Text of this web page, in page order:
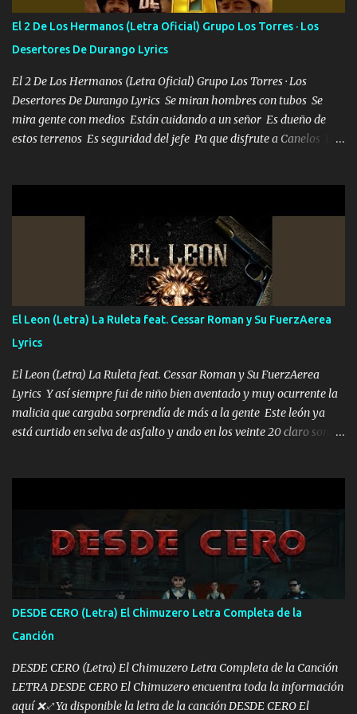
El 2 De Los Hermanos (Letra Oficial) Grupo Los Torres · Los
Desertores De Durango Lyrics
El 2 De Los Hermanos (Letra Oficial) Grupo Los Torres · Los
Desertores De Durango Lyrics Se miran hombres con tubos Se
mira gente con medios Están cuidando a un señor Es dueño de
estos terrenos Es seguridad del jefe Pa que disfrute a Canelos Es
ni tampoco las mujeres porque es platica de grandes por eso hay
que estar alegres doy las instrucciones para atender los deberes
Música Si es que salta algún problema de confianza tengo gente
ahí está el Hombre Cuarenta y también Pariente 7 arreglan
cualquier problema no más es cuestión que ordené NOS HACE
FALTA UN HERMANO DE CLAVE ERA EL 24 SIEMPRE FUE UN
HOMBRE VALIENTE POR ALGO M'URIÓ PELEAND0 SIEMPRE
VIO POR LA FAMILIA PARA QUE SIGA EL LEGADO Es el DOS de
los HERMANOS un cerebro inteligente y com...
El Leon (Letra) La Ruleta feat. Cessar Roman y Su FuerzAerea
Lyrics
El Leon (Letra) La Ruleta feat. Cessar Roman y Su FuerzAerea
Lyrics Y así siempre fui de niño bien aventado y muy ocurrente la
malicia que cargaba sorprendía de más a la gente Este león ya
está curtido en selva de asfalto y ando en los veinte 20 claro son
pa más pues hay charola les voy a dar hasta topar pues no hay de
otra Música Surcando bien mi camino voy por mi línea no veo a
los lados aquel que no corre vuela no se me duerm voy chicoteado
Ya pasé varias hazañas ya tienen rato que me agarran el colmillo
de este León los estatales no sé esperaron Al tiro esta la PrimiZa
también la nueve que cargo al lado doy la mano al que su amigo y
al traicionero damos pa abajo Y No me paran aquí hay pa más
pues hay charola les voy a dar hasta topar pues no hay de otra...
DESDE CERO (Letra) El Chimuzero Letra Completa de la
Canción
DESDE CERO (Letra) El Chimuzero Letra Completa de la Canción
LETRA DESDE CERO El Chimuzero encuentra toda la información
aquí ❌♐ Ya disponible la letra de la canción DESDE CERO El